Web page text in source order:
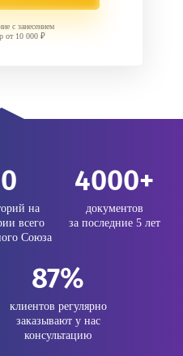
с занесением
от 10 000 ₽
на
всего
Союза
4000+
документов
за последние 5 лет
87%
клиентов регулярно
заказывают у нас
консультацию